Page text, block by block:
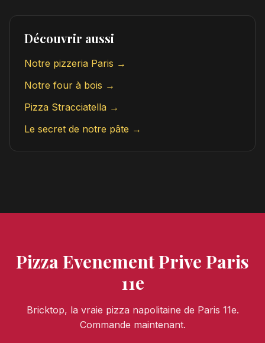
Découvrir aussi
Notre pizzeria Paris →
Notre four à bois →
Pizza Stracciatella →
Le secret de notre pâte →
Pizza Evenement Prive Paris
11e
Bricktop, la vraie pizza napolitaine de Paris 11e.
Commande maintenant.